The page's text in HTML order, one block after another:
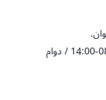
جدول المدرسة: من الإثنين إلى الجمعة 08:00-14:00 / دوام